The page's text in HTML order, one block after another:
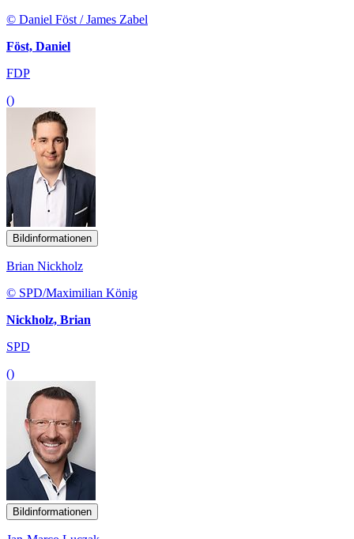
© Daniel Föst / James Zabel
Föst, Daniel
FDP
()
Bildinformationen
Brian Nickholz
© SPD/Maximilian König
Nickholz, Brian
SPD
()
Bildinformationen